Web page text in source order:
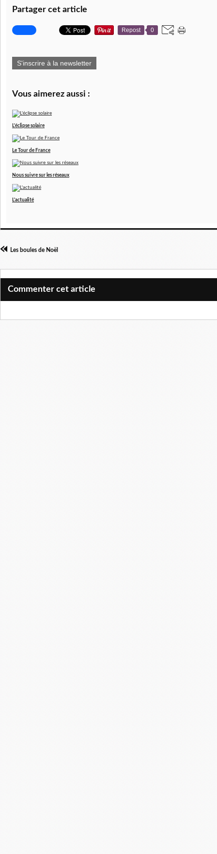
Partager cet article
Repost 0
S'inscrire à la newsletter
Vous aimerez aussi :
L'éclipse solaire
Le Tour de France
Nous suivre sur les réseaux
L'actualité
Les boules de Noël
Commenter cet article